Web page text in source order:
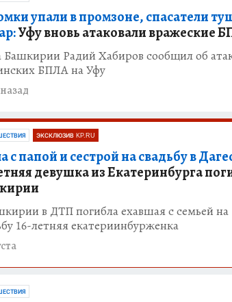
упали в промзоне, спасатели
Уфу вновь атаковали вражеские
Башкирии Радий Хабиров сообщил об
БПЛА на Уфу
ЭКСКЛЮЗИВ KP.RU
с папой и сестрой на свадьбу в
девушка из Екатеринбурга
в ДТП погибла ехавшая с семьей на
16-летняя екатериинбурженка